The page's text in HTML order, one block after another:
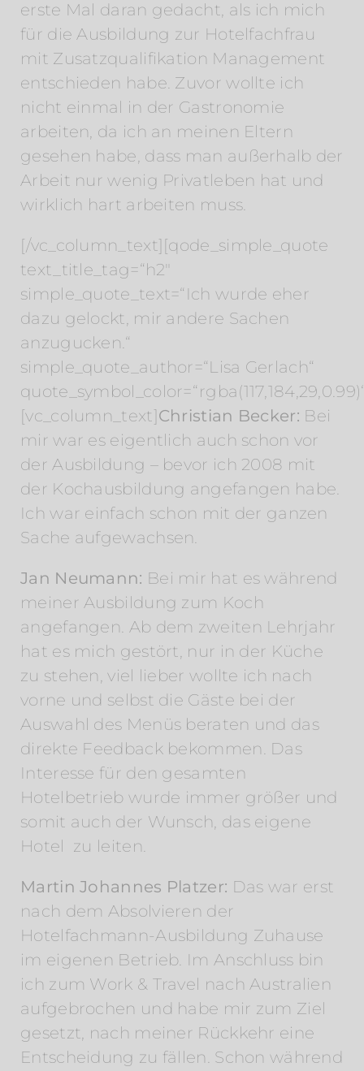
erste Mal daran gedacht, als ich mich
für die Ausbildung zur Hotelfachfrau
mit Zusatzqualifikation Management
entschieden habe. Zuvor wollte ich
nicht einmal in der Gastronomie
arbeiten, da ich an meinen Eltern
gesehen habe, dass man außerhalb der
Arbeit nur wenig Privatleben hat und
wirklich hart arbeiten muss.
[/vc_column_text][qode_simple_quote
text_title_tag=“h2″
simple_quote_text=“Ich wurde eher
dazu gelockt, mir andere Sachen
anzugucken.“
simple_quote_author=“Lisa Gerlach“
[vc_column_text]Christian Becker: Bei
mir war es eigentlich auch schon vor
der Ausbildung – bevor ich 2008 mit
der Kochausbildung angefangen habe.
Ich war einfach schon mit der ganzen
Sache aufgewachsen.
Jan Neumann: Bei mir hat es während
meiner Ausbildung zum Koch
angefangen. Ab dem zweiten Lehrjahr
hat es mich gestört, nur in der Küche
zu stehen, viel lieber wollte ich nach
vorne und selbst die Gäste bei der
Auswahl des Menüs beraten und das
direkte Feedback bekommen. Das
Interesse für den gesamten
Hotelbetrieb wurde immer größer und
somit auch der Wunsch, das eigene
Hotel zu leiten.
Martin Johannes Platzer: Das war erst
nach dem Absolvieren der
Hotelfachmann-Ausbildung Zuhause
im eigenen Betrieb. Im Anschluss bin
ich zum Work & Travel nach Australien
aufgebrochen und habe mir zum Ziel
gesetzt, nach meiner Rückkehr eine
Entscheidung zu fällen. Schon während